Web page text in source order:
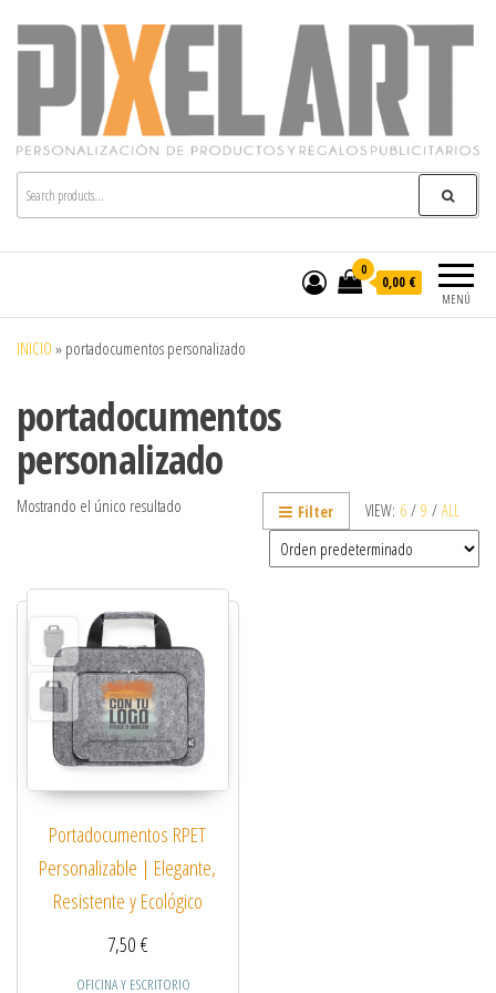
Pixelart
Especialistas en textil publicitario y regalos
personalizados en móstoles
MENÚ
0
0,00 €
INICIO » portadocumentos personalizado
portadocumentos
personalizado
VIEW: 6 / 9 / ALL
Filter
Mostrando el único resultado
Portadocumentos RPET
Personalizable | Elegante,
Resistente y Ecológico
7,50€
OFICINA Y ESCRITORIO